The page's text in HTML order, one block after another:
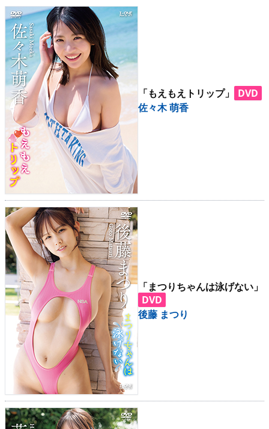
「もえもえトリップ」
DVD
佐々木 萌香
「まつりちゃんは泳げない」
DVD
後藤 まつり